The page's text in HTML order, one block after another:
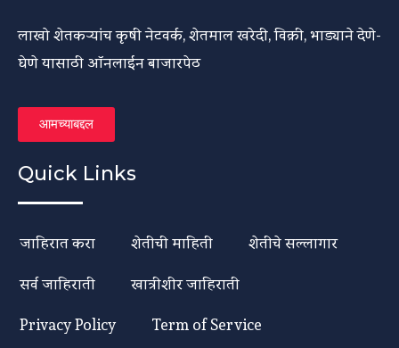
लाखो शेतकऱ्यांच कृषी नेटवर्क, शेतमाल खरेदी, विक्री, भाड्याने देणे-
घेणे यासाठी ऑनलाईन बाजारपेठ
आमच्याबद्दल
Quick Links
जाहिरात करा शेतीची माहिती
शेतीचे सल्लागार
सर्व जाहिराती
खात्रीशीर जाहिराती
Privacy Policy
Term of Service